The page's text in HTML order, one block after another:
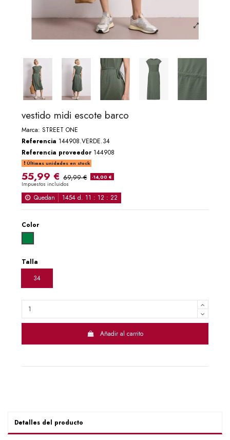
vestido midi escote barco
Marca: STREET ONE
Referencia 144908.VERDE.34
Referencia proveedor 144908
Últimas unidades en stock
55,99 € 69,99 € -14,00 €
Impuestos incluidos
Quedan 1454 d. 11 : 12 :22
Color
Talla
34
Añadir al carrito
Detalles del producto